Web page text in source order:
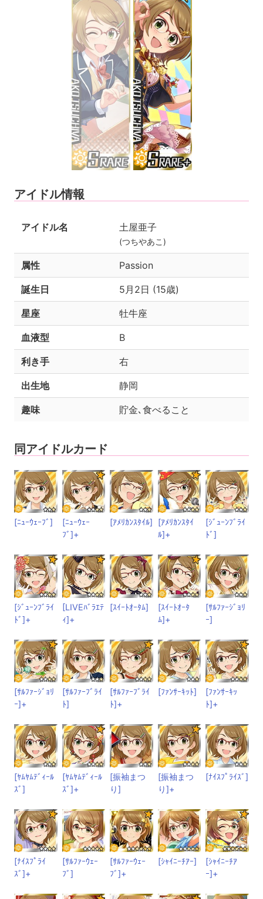
アイドル情報
アイドル名 土屋亜子
(つちやあこ)
属性 Passion
誕生日 5月2日 (15歳)
星座 牡牛座
血液型 B
利き手 右
出生地 静岡
趣味 貯金､食べること
同アイドルカード
[ﾆｭｰｳｪｰﾌﾞ]
[ﾆｭｰｳｪｰ
ﾌﾞ]+
[ｱﾒﾘｶﾝｽﾀｲﾙ]
[ｱﾒﾘｶﾝｽﾀｲ
ﾙ]+
[ｼﾞｭｰﾝﾌﾞﾗｲ
ﾄﾞ]
[ｼﾞｭｰﾝﾌﾞﾗｲ
ﾄﾞ]+
[LIVEﾊﾞﾗｴﾃ
ｨ]+
[ｽｲｰﾄｵｰﾀﾑ]
[ｽｲｰﾄｵｰﾀ
ﾑ]+
[ｻﾙﾌｧｰｼﾞｮﾘ
ｰ]
[ｻﾙﾌｧｰｼﾞｮﾘ
ｰ]+
[ｻﾙﾌｧｰﾌﾞﾗｲ
ﾄ]
[ｻﾙﾌｧｰﾌﾞﾗｲ
ﾄ]+
[ﾌｧﾝｻｰｷｯﾄ]
[ﾌｧﾝｻｰｷｯ
ﾄ]+
[ﾔﾑﾔﾑﾃﾞｨｰﾙ
ｽﾞ]
[ﾔﾑﾔﾑﾃﾞｨｰﾙ
ｽﾞ]+
[振袖まつ
り]
[振袖まつ
り]+
[ﾅｲｽﾌﾟﾗｲｽﾞ]
[ﾅｲｽﾌﾟﾗｲ
ｽﾞ]+
[ｻﾙﾌｧｰｳｪｰ
ﾌﾞ]
[ｻﾙﾌｧｰｳｪｰ
ﾌﾞ]+
[ｼｬｲﾆｰﾁｱｰ]
[ｼｬｲﾆｰﾁｱ
ｰ]+